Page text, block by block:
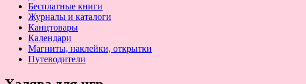
Бесплатные книги
Журналы и каталоги
Канцтовары
Календари
Магниты, наклейки, открытки
Путеводители